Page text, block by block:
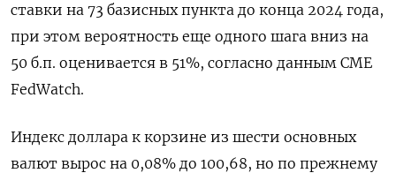
ставки на 73 базисных пункта до конца 2024 года,
при этом вероятность еще одного шага вниз на
50 б.п. оценивается в 51%, согласно данным CME
FedWatch.
Индекс доллара к корзине из шести основных
валют вырос на 0,08% до 100,68​, но по прежнему